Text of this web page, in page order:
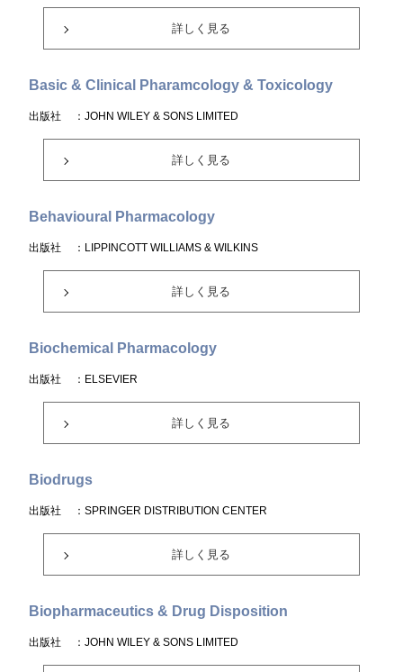
詳しく見る
Basic & Clinical Pharamcology & Toxicology
出版社 ：JOHN WILEY & SONS LIMITED
詳しく見る
Behavioural Pharmacology
出版社 ：LIPPINCOTT WILLIAMS & WILKINS
詳しく見る
Biochemical Pharmacology
出版社 ：ELSEVIER
詳しく見る
Biodrugs
出版社 ：SPRINGER DISTRIBUTION CENTER
詳しく見る
Biopharmaceutics & Drug Disposition
出版社 ：JOHN WILEY & SONS LIMITED